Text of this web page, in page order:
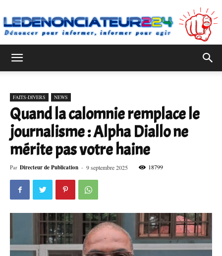
FAITS-DIVERS NEWS
Quand la calomnie remplace le
journalisme : Alpha Diallo ne
mérite pas votre haine
Par Directeur de Publication - 9 septembre 2025 18799